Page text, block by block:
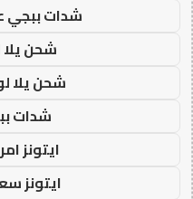
شدات ببجي
شحن
شحن يلا
شدات
ايتونز
ايتونز